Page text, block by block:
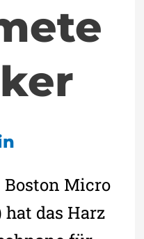
Micro
das Harz